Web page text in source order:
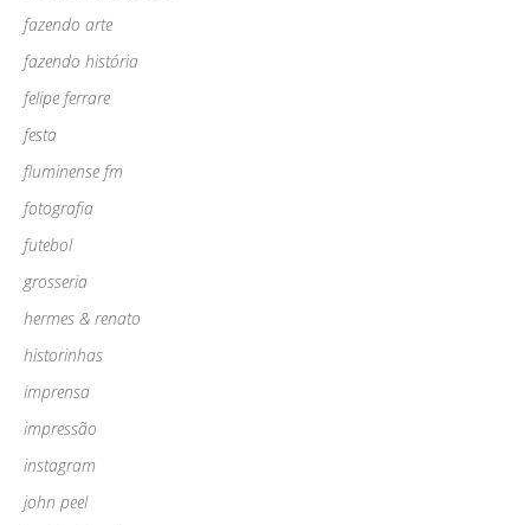
fazendo arte
fazendo história
felipe ferrare
festa
fluminense fm
fotografia
futebol
grosseria
hermes & renato
historinhas
imprensa
impressão
instagram
john peel